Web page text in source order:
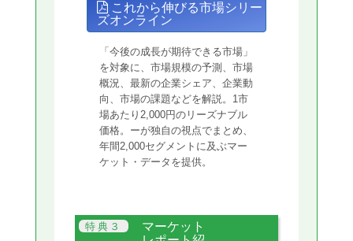
これから伸びる市場シリー
ズオンライン
「今後の成長が期待できる市場」
を対象に、市場規模の予測、市場
概況、最新の企業シェア、企業動
向、市場の課題などを解説。1市
場あたり2,000円のリーズナブル
価格。ーが独自の視点でまとめ、
年間2,000セグメントに及ぶマー
ケット・データを提供。
マーケット